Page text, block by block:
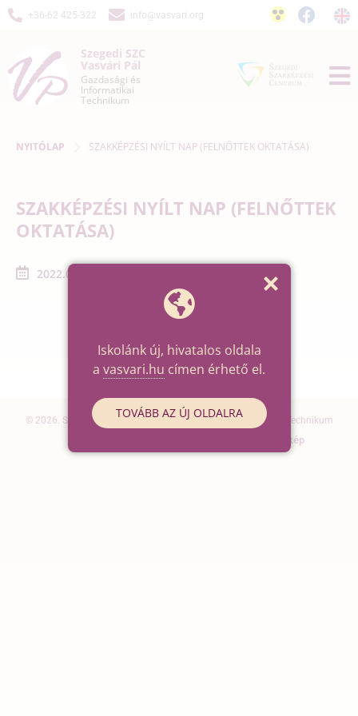
+36-62 425-322 info@vasvari.org
Szegedi SZC
Vasvári Pál
Gazdasági és
Informatikai
Technikum
NYITÓLAP SZAKKÉPZÉSI NYÍLT NAP (FELNŐTTEK OKTATÁSA)
SZAKKÉPZÉSI NYÍLT NAP (FELNŐTTEK
OKTATÁSA)
2022.08.22. - 2022.08.22.
© 2026. Szegedi SZC Vasvári Pál Gazdasági és Informatikai Technikum
Oldaltérkép
Iskolánk új, hivatalos oldala
a vasvari.hu címen érhető el.
TOVÁBB AZ ÚJ OLDALRA